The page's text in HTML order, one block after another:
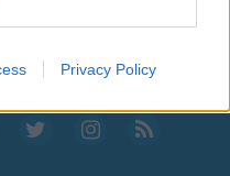
Privacy Policy